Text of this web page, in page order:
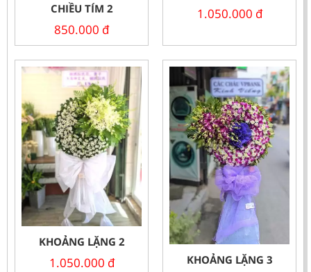
CHIỀU TÍM 2
850.000 đ
1.050.000 đ
KHOẢNG LẶNG 2
1.050.000 đ KHOẢNG LẶNG 3